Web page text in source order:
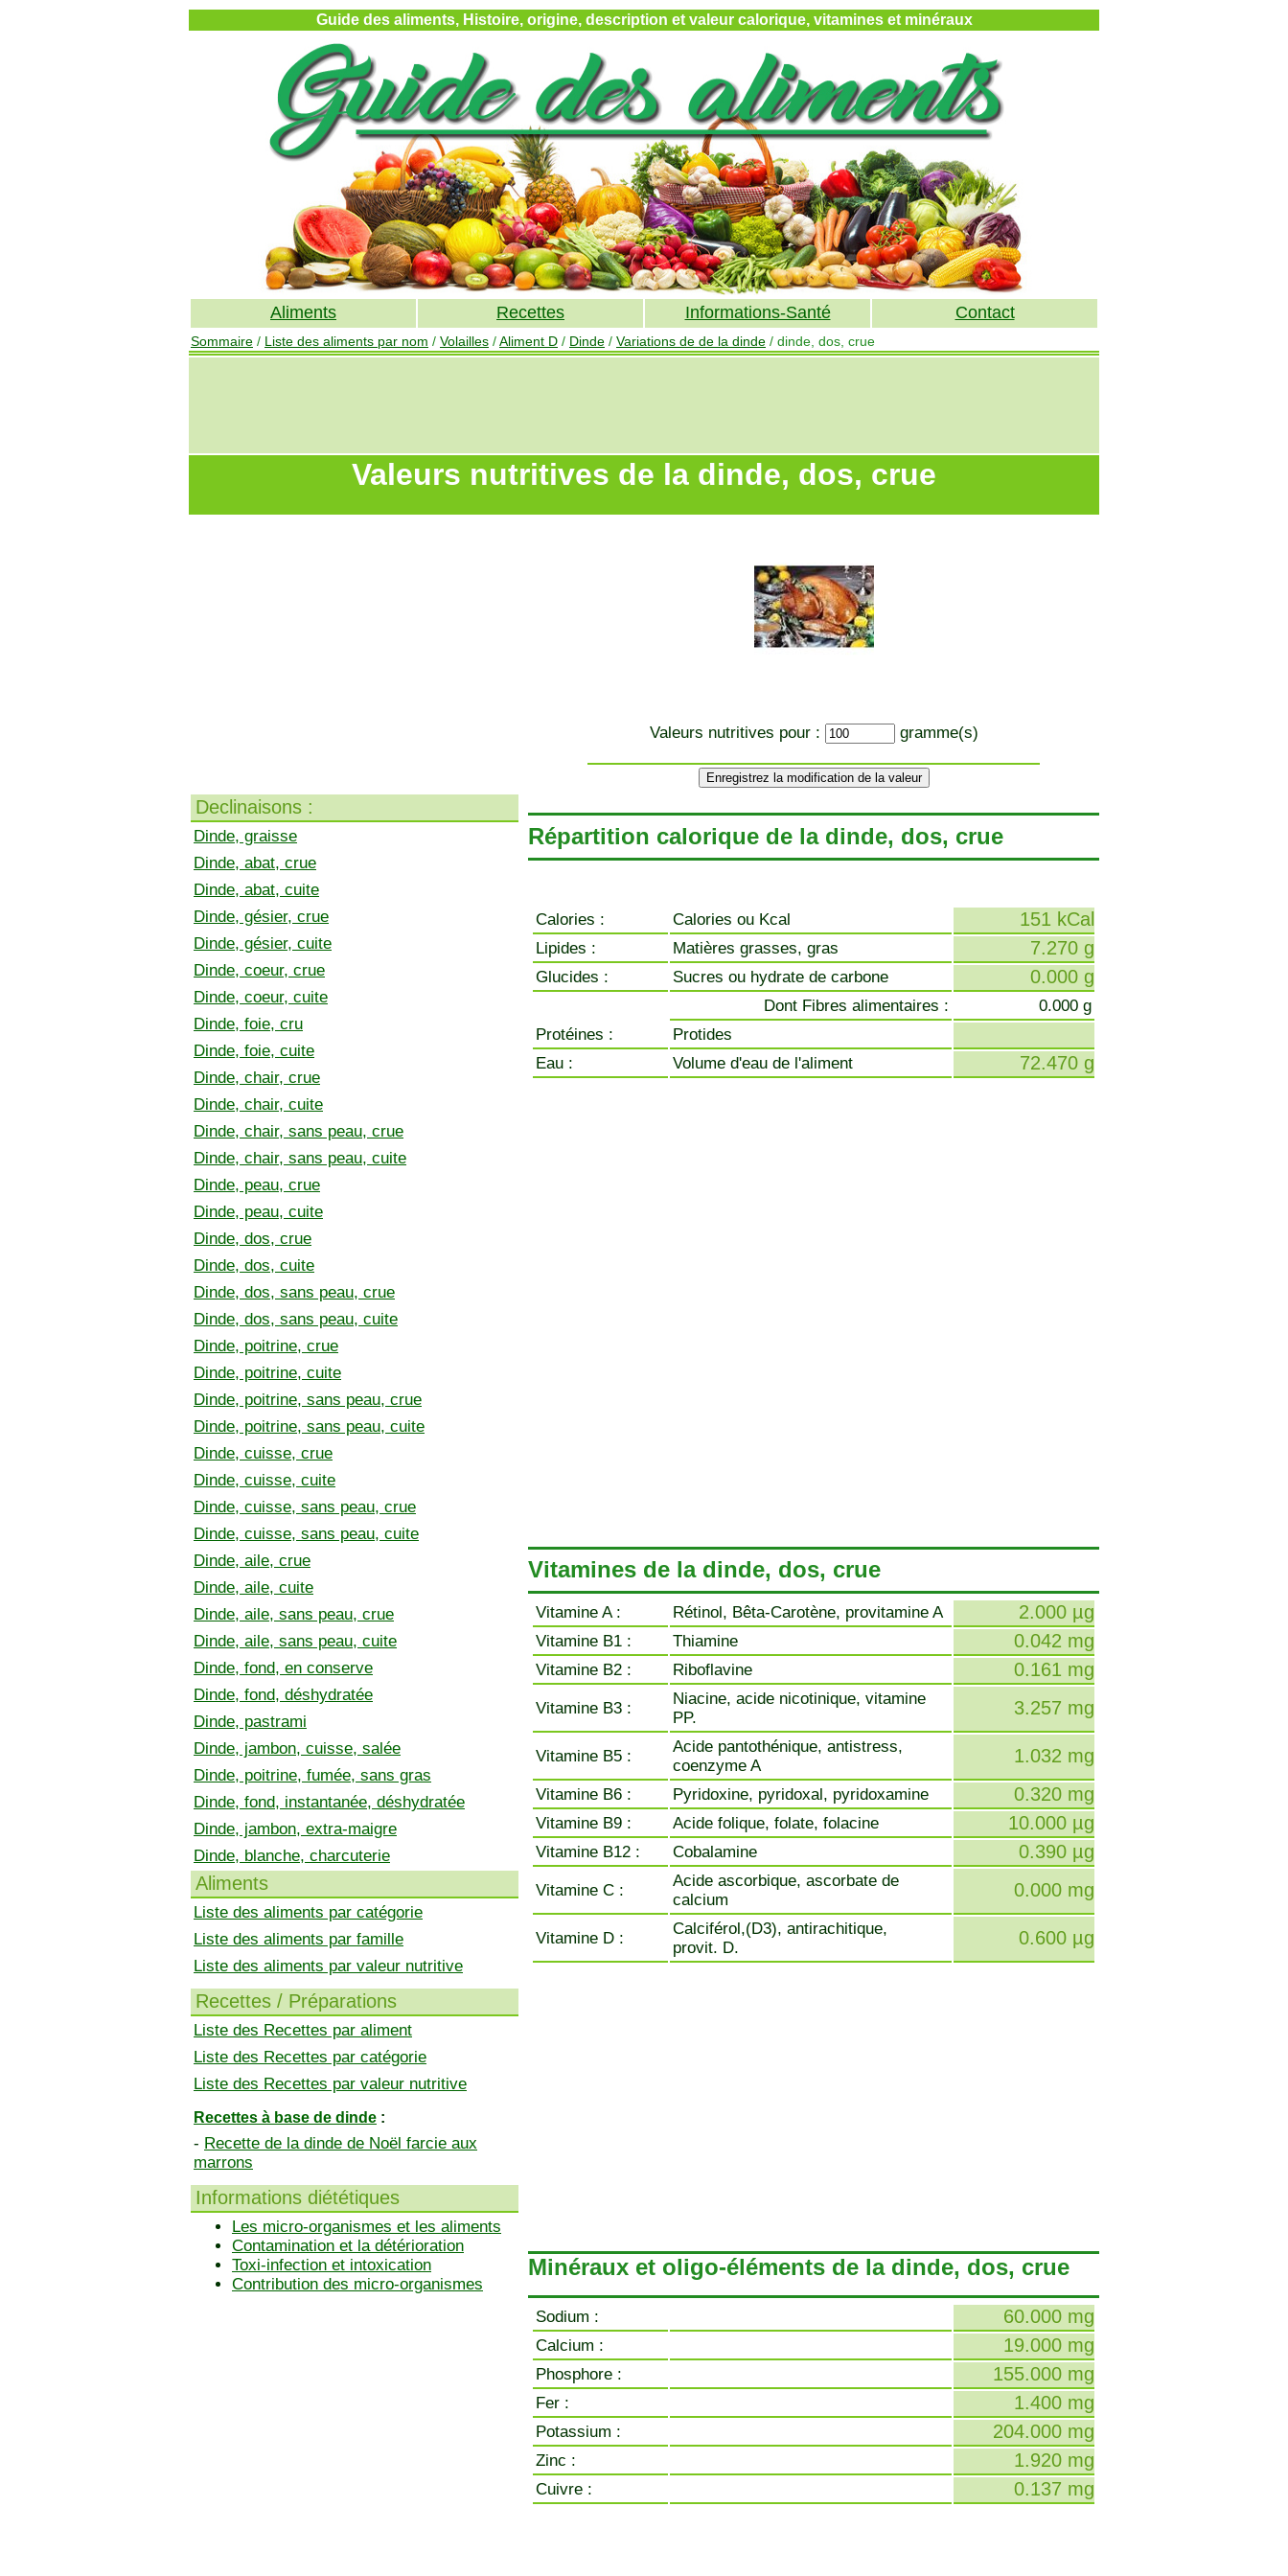
Guide des aliments, Histoire, origine, description et valeur calorique, vitamines et minéraux
Aliments Recettes Informations-Santé Contact
Sommaire / Liste des aliments par nom / Volailles /Aliment D / Dinde / Variations de de la dinde / dinde, dos, crue
Valeurs nutritives de la dinde, dos, crue
Declinaisons :
Dinde, graisse
Dinde, abat, crue
Dinde, abat, cuite
Dinde, gésier, crue
Dinde, gésier, cuite
Dinde, coeur, crue
Dinde, coeur, cuite
Dinde, foie, cru
Dinde, foie, cuite
Dinde, chair, crue
Dinde, chair, cuite
Dinde, chair, sans peau, crue
Dinde, chair, sans peau, cuite
Dinde, peau, crue
Dinde, peau, cuite
Dinde, dos, crue
Dinde, dos, cuite
Dinde, dos, sans peau, crue
Dinde, dos, sans peau, cuite
Dinde, poitrine, crue
Dinde, poitrine, cuite
Dinde, poitrine, sans peau, crue
Dinde, poitrine, sans peau, cuite
Dinde, cuisse, crue
Dinde, cuisse, cuite
Dinde, cuisse, sans peau, crue
Dinde, cuisse, sans peau, cuite
Dinde, aile, crue
Dinde, aile, cuite
Dinde, aile, sans peau, crue
Dinde, aile, sans peau, cuite
Dinde, fond, en conserve
Dinde, fond, déshydratée
Dinde, pastrami
Dinde, jambon, cuisse, salée
Dinde, poitrine, fumée, sans gras
Dinde, fond, instantanée, déshydratée
Dinde, jambon, extra-maigre
Dinde, blanche, charcuterie
Aliments
Liste des aliments par catégorie
Liste des aliments par famille
Liste des aliments par valeur nutritive
Recettes / Préparations
Liste des Recettes par aliment
Liste des Recettes par catégorie
Liste des Recettes par valeur nutritive
Recettes à base de dinde :
- Recette de la dinde de Noël farcie aux
marrons
Informations diététiques
Les micro-organismes et les aliments
Contamination et la détérioration
Toxi-infection et intoxication
Contribution des micro-organismes
Valeurs nutritives pour : gramme(s)
Répartition calorique de la dinde, dos, crue
Calories : Calories ou Kcal 151 kCal
Lipides : Matières grasses, gras 7.270 g
Glucides : Sucres ou hydrate de carbone 0.000 g
Dont Fibres alimentaires :
0.000 g
Protéines :
Protides
Eau :
Volume d'eau de l'aliment 72.470 g
Vitamines de la dinde, dos, crue
Vitamine A : Rétinol, Bêta-Carotène, provitamine A 2.000 µg
Vitamine B1 : Thiamine 0.042 mg
Vitamine B2 : Riboflavine 0.161 mg
Vitamine B3 :
Niacine, acide nicotinique, vitamine
PP.
3.257 mg
Vitamine B5 :
Acide pantothénique, antistress,
coenzyme A
1.032 mg
Vitamine B6 : Pyridoxine, pyridoxal, pyridoxamine 0.320 mg
Vitamine B9 : Acide folique, folate, folacine 10.000 µg
Vitamine B12 : Cobalamine 0.390 µg
Vitamine C :
Acide ascorbique, ascorbate de
calcium
0.000 mg
Vitamine D :
Calciférol,(D3), antirachitique,
provit. D.
0.600 µg
Minéraux et oligo-éléments de la dinde, dos, crue
Sodium : 60.000 mg
Calcium : 19.000 mg
Phosphore : 155.000 mg
Fer : 1.400 mg
Potassium : 204.000 mg
Zinc : 1.920 mg
Cuivre : 0.137 mg